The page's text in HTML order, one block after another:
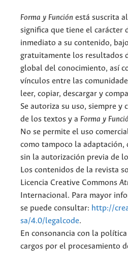
Forma y Función está suscrita
significa que tiene el carácter
inmediato a su contenido,
gratuitamente los resultados
global del conocimiento, así
vínculos entre las
leer, copiar, descargar y
Se autoriza su uso, siempre y
de los textos y a Forma y
No se permite el uso
como tampoco la
sin la autorización previa de
Los contenidos de la revista
Licencia Creative Commons
Internacional. Para mayor
se puede consultar: http://
sa/4.0/legalcode.
En consonancia con la
cargos por el procesamiento